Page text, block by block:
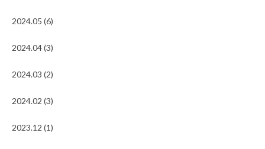
2024.05 (6)
2024.04 (3)
2024.03 (2)
2024.02 (3)
2023.12 (1)